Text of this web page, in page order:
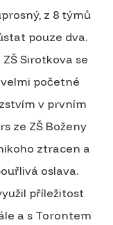
z 8 týmů
pouze dva.
Sirotkova se
početné
v prvním
ze ZŠ Boženy
ztracen a
oslava.
příležitost
a s Torontem